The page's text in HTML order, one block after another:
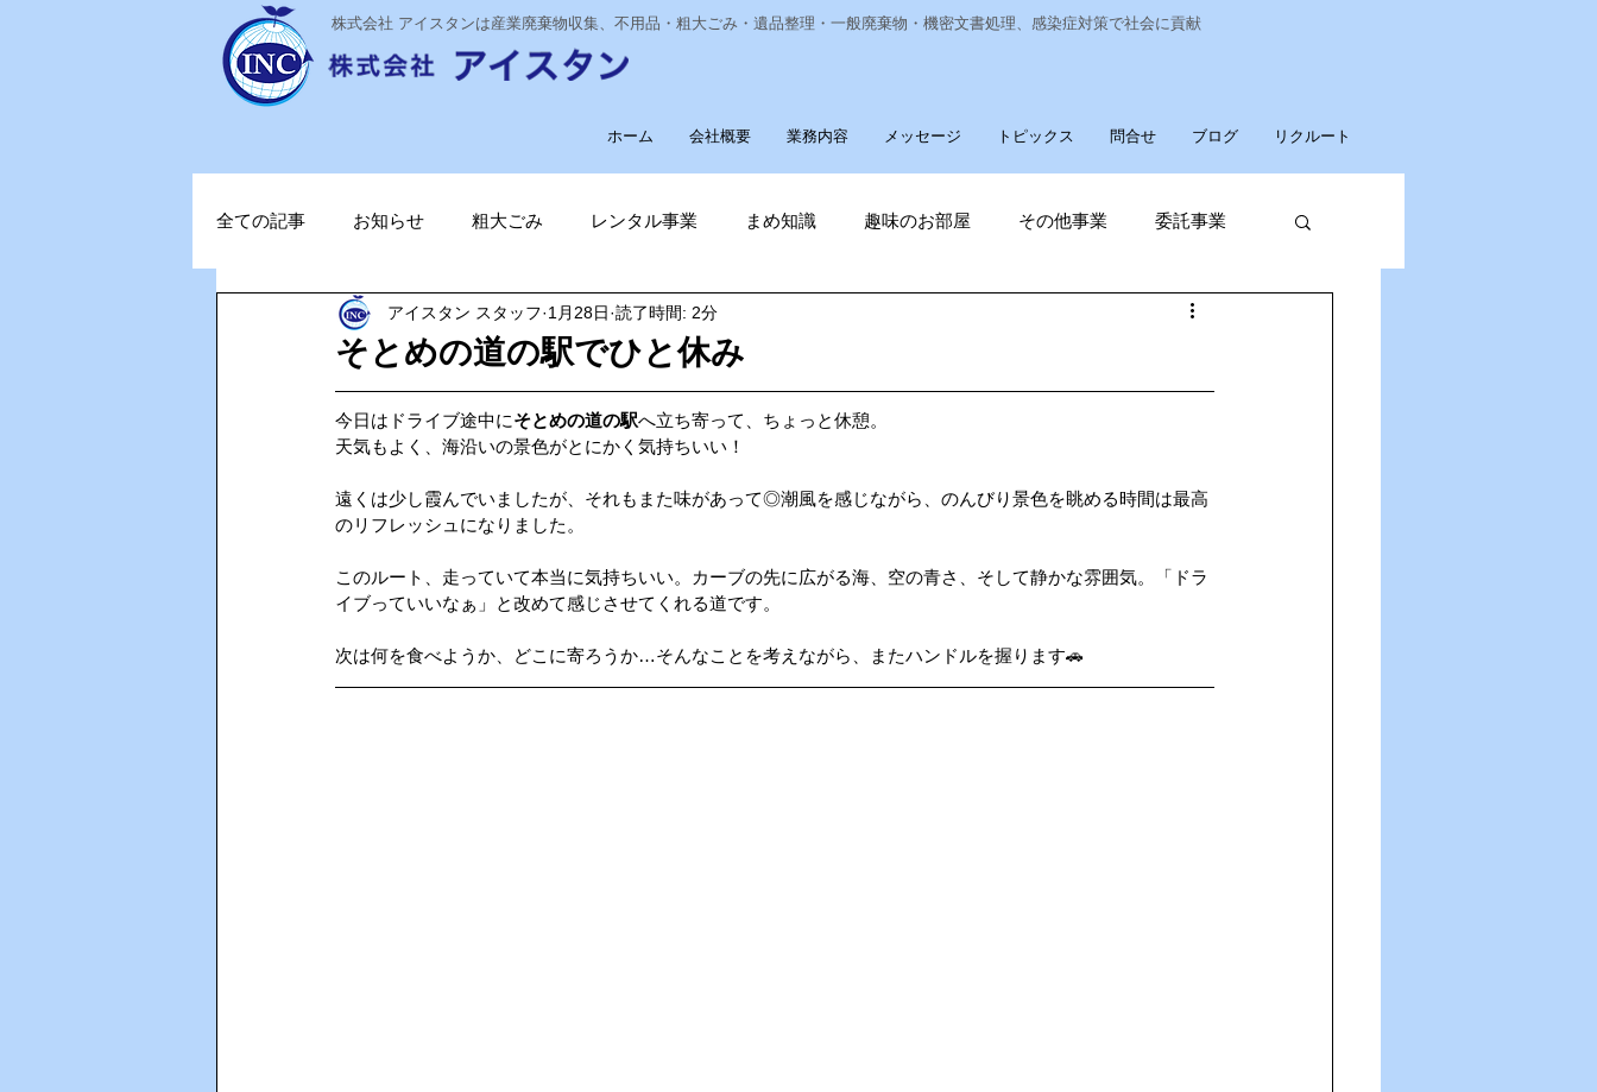
​株式会社 アイスタンは産業廃棄物収集、不用品・粗大ごみ・遺品整理・一般廃棄物・機密文書処理、感染症対策で社会に貢献
ホーム 会社概要 業務内容 メッセージ トピックス 問合せ ブログ リクルート
全ての記事 お知らせ 粗大ごみ レンタル事業 まめ知識 趣味のお部屋 その他事業 委託事業
ステライザ 感染対策 経費削減 ナノゾーン
ポータブル蓄電池 ガソリン削減 電気代削減 長崎ヴェルカを応援しています！
TOPお知らせ Vファーレン長崎 ゴルフ大好き ゴキブリ駆除 魚釣り大好き パソコンデータ消去
AIインカム HACCP（ハサップ） 夏のドライブ
そとめの道の駅でひと休み
アイスタン スタッフ 1月28日 読了時間: 2分
今日はドライブ途中にそとめの道の駅へ立ち寄って、ちょっと休憩。
天気もよく、海沿いの景色がとにかく気持ちいい！
遠くは少し霞んでいましたが、それもまた味があって◎潮風を感じながら、のんびり景色を眺める時間は最高
のリフレッシュになりました。
このルート、走っていて本当に気持ちいい。カーブの先に広がる海、空の青さ、そして静かな雰囲気。「ドラ
イブっていいなぁ」と改めて感じさせてくれる道です。
次は何を食べようか、どこに寄ろうか…そんなことを考えながら、またハンドルを握ります🚗